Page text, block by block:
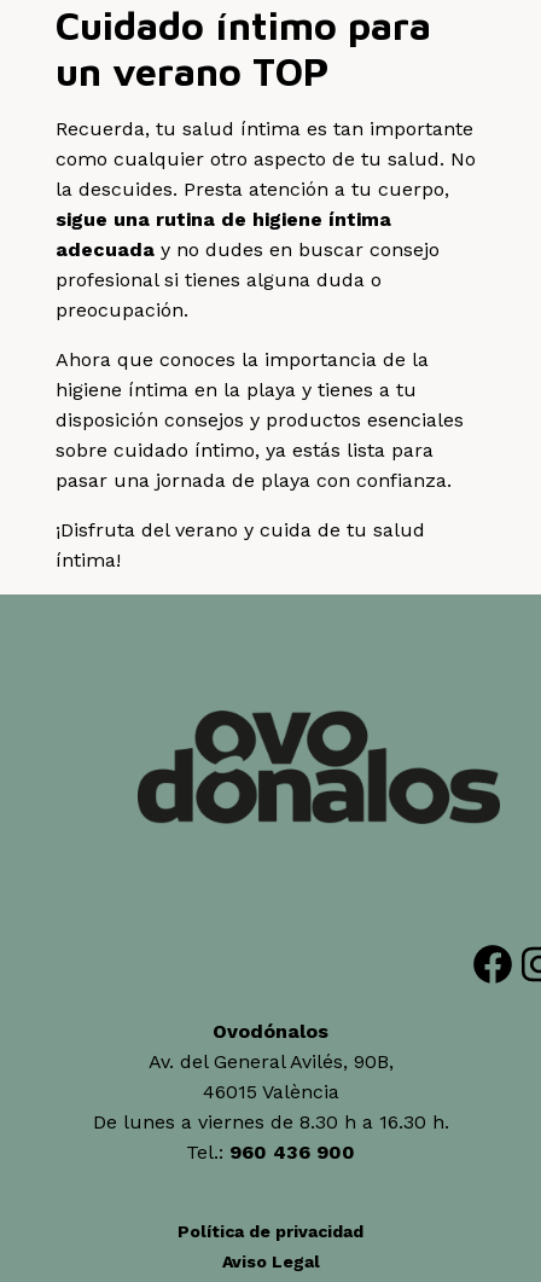
Cuidado íntimo para
un verano TOP
Recuerda, tu salud íntima es tan importante
como cualquier otro aspecto de tu salud. No
la descuides. Presta atención a tu cuerpo,
sigue una rutina de higiene íntima
adecuada y no dudes en buscar consejo
profesional si tienes alguna duda o
preocupación.
Ahora que conoces la importancia de la
higiene íntima en la playa y tienes a tu
disposición consejos y productos esenciales
sobre cuidado íntimo, ya estás lista para
pasar una jornada de playa con confianza.
¡Disfruta del verano y cuida de tu salud
íntima!
Facebook
Ovodónalos
Av. del General Avilés, 90B,
46015 València
De lunes a viernes de 8.30 h a 16.30 h.
Tel.: 960 436 900
Política de privacidad
Aviso Legal